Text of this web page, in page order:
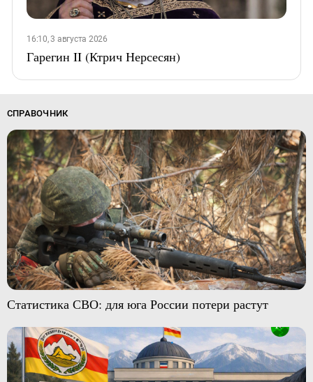
16:10, 3 августа 2026
Гарегин II (Ктрич Нерсесян)
СПРАВОЧНИК
Статистика СВО: для юга России потери растут